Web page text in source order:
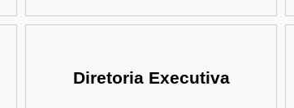
Diretoria Executiva